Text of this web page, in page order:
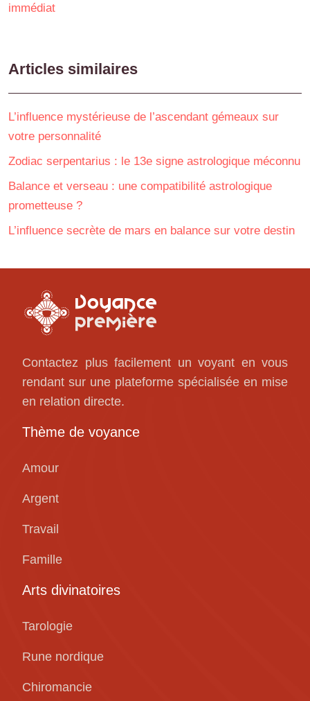
immédiat
Articles similaires
L’influence mystérieuse de l’ascendant gémeaux sur
votre personnalité
Zodiac serpentarius : le 13e signe astrologique méconnu
Balance et verseau : une compatibilité astrologique
prometteuse ?
L’influence secrète de mars en balance sur votre destin
Contactez plus facilement un voyant en vous
rendant sur une plateforme spécialisée en mise
en relation directe.
Thème de voyance
Amour
Argent
Travail
Famille
Arts divinatoires
Tarologie
Rune nordique
Chiromancie